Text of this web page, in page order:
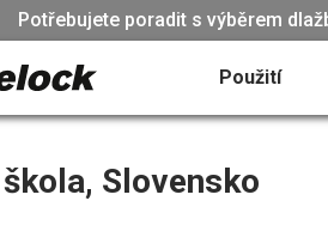
Potřebujete poradit s výběrem
Použití
Slovensko